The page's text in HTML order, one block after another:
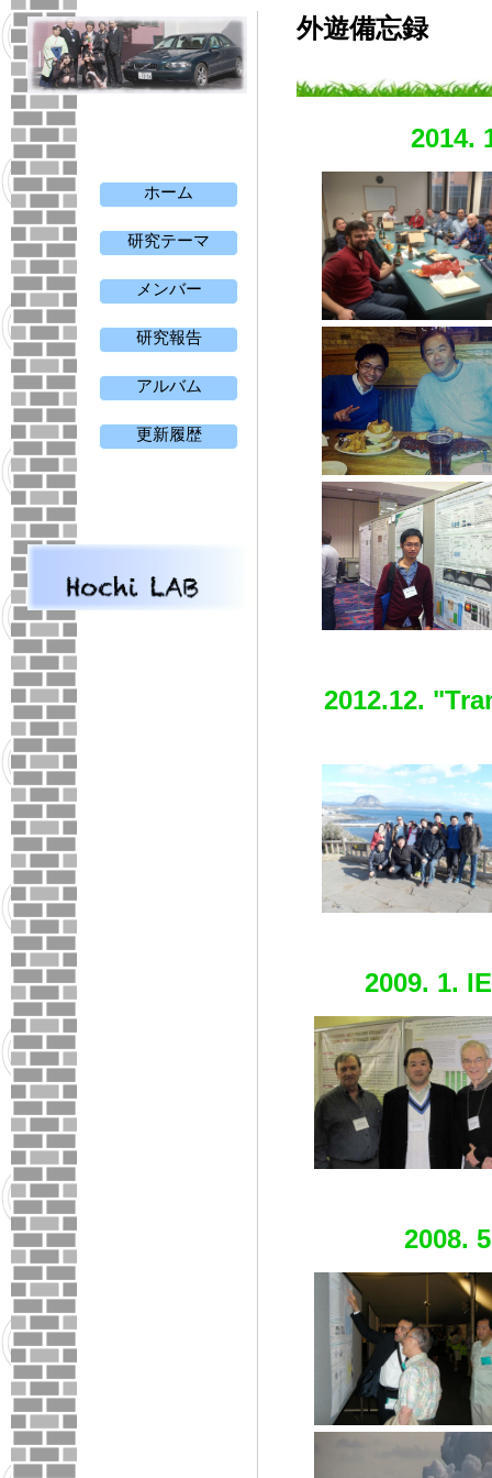
外遊備忘録
2014.
2012.12.
2009. 1.
2008.
ホーム
研究テーマ
メンバー
研究報告
アルバム
更新履歴